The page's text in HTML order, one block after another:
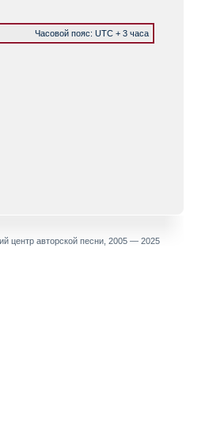
Часовой пояс: UTC + 3 часа
центр авторской песни, 2005 — 2025